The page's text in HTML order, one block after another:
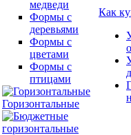
медведи
Формы с
деревьями
Формы с
цветами
Формы с
птицами
Горизонтальные
Как